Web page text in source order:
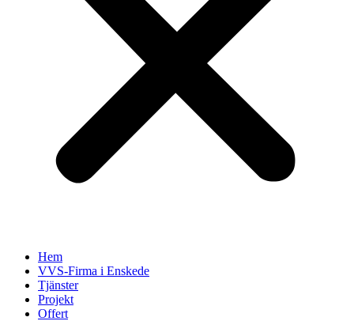
Hem
VVS-Firma i Enskede
Tjänster
Projekt
Offert